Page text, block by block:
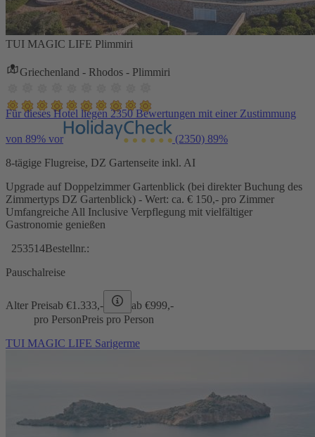
TUI MAGIC LIFE Plimmiri
Griechenland - Rhodos - Plimmiri
Für dieses Hotel liegen 2350 Bewertungen mit einer Zustimmung
von 89% vor (2350) 89%
8-tägige Flugreise, DZ Gartenseite inkl. AI
Upgrade auf Doppelzimmer Gartenblick (bei direkter Buchung des
Zimmertyps DZ Gartenblick) - Wert: ca. € 150,- pro Zimmer
Umfangreiche All Inclusive Verpflegung mit vielfältiger
Gastronomie genießen
253514Bestellnr.:
Pauschalreise
Alter Preisab €1.333,- ab €999,-
pro PersonPreis pro Person
TUI MAGIC LIFE Sarigerme